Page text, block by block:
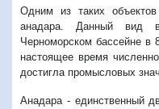
Одним из таких
анадара. Данный вид
Черноморском бассейне в
настоящее время
достигла промысловых
Анадара - единственный